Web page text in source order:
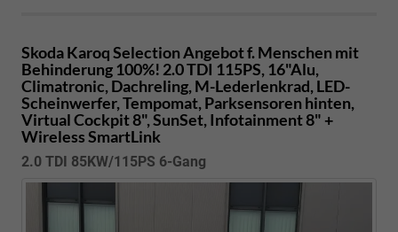
Skoda KaroqSelection Angebot f. Menschen mit
Behinderung 100%! 2.0 TDI 115PS, 16"Alu,
Climatronic, Dachreling, M-Lederlenkrad, LED-
Scheinwerfer, Tempomat, Parksensoren hinten,
Virtual Cockpit 8", SunSet, Infotainment 8" +
Wireless SmartLink
2.0 TDI 85KW/115PS 6-Gang